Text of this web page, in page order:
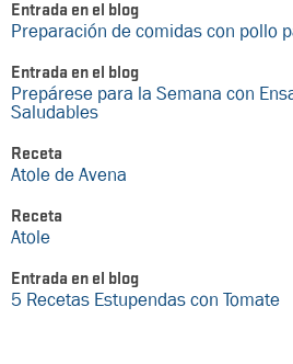
Entrada en el blog
Preparación de comidas con pollo
Entrada en el blog
Prepárese para la Semana con
Saludables
Receta
Atole de Avena
Receta
Atole
Entrada en el blog
5 Recetas Estupendas con Tomate